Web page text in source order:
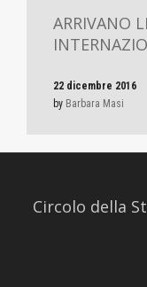
ARRIVANO
22 dicembre 2016
by Barbara Masi
Circolo della